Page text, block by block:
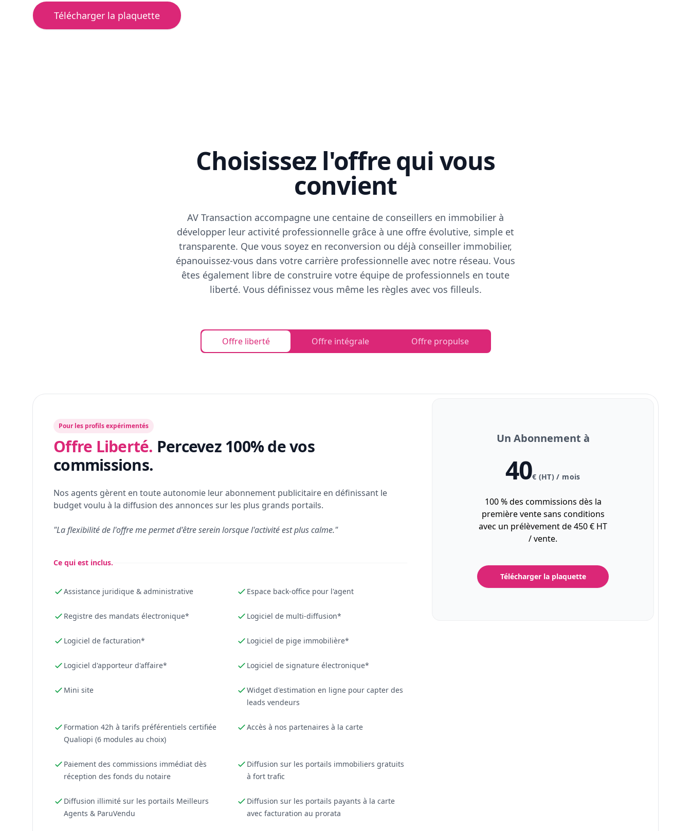
Télécharger la plaquette
Choisissez l'offre qui vous
convient
AV Transaction accompagne une centaine de conseillers en immobilier à
développer leur activité professionnelle grâce à une offre évolutive, simple et
transparente. Que vous soyez en reconversion ou déjà conseiller immobilier,
épanouissez-vous dans votre carrière professionnelle avec notre réseau. Vous
êtes également libre de construire votre équipe de professionnels en toute
liberté. Vous définissez vous même les règles avec vos filleuls.
Offre liberté Offre intégrale Offre propulse
Pour les profils expérimentés
Offre Liberté. Percevez 100% de vos
commissions.
Nos agents gèrent en toute autonomie leur abonnement publicitaire en définissant le
budget voulu à la diffusion des annonces sur les plus grands portails.
"La flexibilité de l'offre me permet d'être serein lorsque l'activité est plus calme."
Ce qui est inclus.
Assistance juridique & administrative Espace back-office pour l'agent
Registre des mandats électronique* Logiciel de multi-diffusion*
Logiciel de facturation* Logiciel de pige immobilière*
Logiciel d'apporteur d'affaire* Logiciel de signature électronique*
Mini site
Widget d'estimation en ligne pour capter des
leads vendeurs
Formation 42h à tarifs préférentiels certifiée
Qualiopi (6 modules au choix)
Accès à nos partenaires à la carte
Paiement des commissions immédiat dès
réception des fonds du notaire
Diffusion sur les portails immobiliers gratuits
à fort trafic
Diffusion illimité sur les portails Meilleurs
Agents & ParuVendu
Diffusion sur les portails payants à la carte
avec facturation au prorata
Un Abonnement à
40€ (HT) / mois
100 % des commissions dès la
première vente sans conditions
avec un prélèvement de 450 € HT
/ vente.
Télécharger la plaquette